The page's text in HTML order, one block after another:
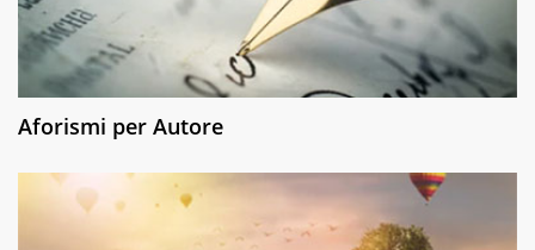
Aforismi per Autore